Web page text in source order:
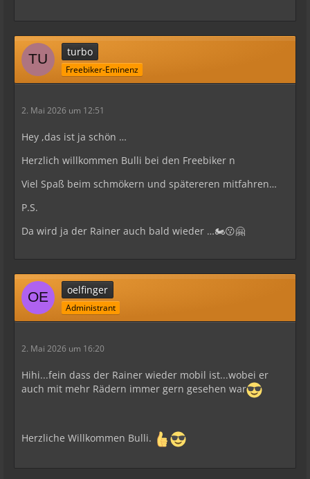
turbo
Freebiker-Eminenz
2. Mai 2026 um 12:51
Hey ,das ist ja schön …
Herzlich willkommen Bulli bei den Freebiker n
Viel Spaß beim schmökern und spätereren mitfahren…
P.S.
Da wird ja der Rainer auch bald wieder …🏍️😗🤗
oelfinger
Administrant
2. Mai 2026 um 16:20
Hihi...fein dass der Rainer wieder mobil ist...wobei er
auch mit mehr Rädern immer gern gesehen war
Herzliche Willkommen Bulli.